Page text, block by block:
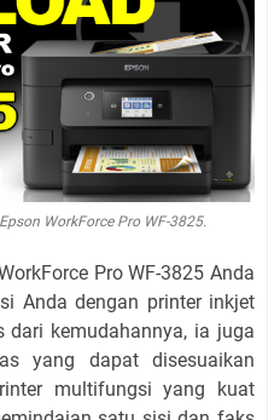
WorkForce Pro WF-3825.
Pro WF-3825 Anda
Anda dengan printer inkjet
dari kemudahannya, ia juga
yang dapat disesuaikan
multifungsi yang kuat